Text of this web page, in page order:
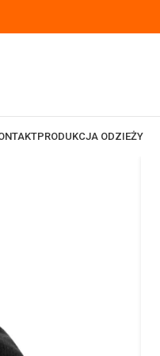
PRODUKCJA ODZIEŻY